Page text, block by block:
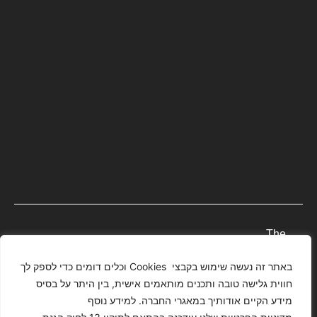
באתר זה נעשה שימוש בקבצי Cookies וכלים דומים כדי לספק לך
חווית גלישה טובה ותכנים מותאמים אישית, בין היתר על בסיס
מידע הקיים אודותיך במאגרי החברה. למידע נוסף
The
Presented
On This
Website
T4YOU
MODELS
ISRAEL –